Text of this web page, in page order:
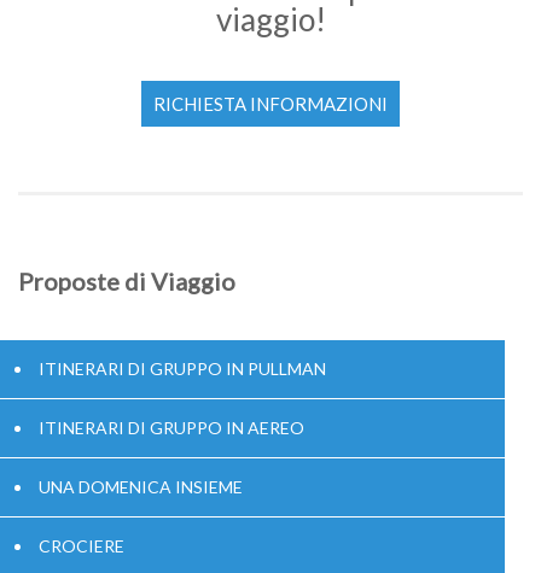
viaggio!
RICHIESTA INFORMAZIONI
Proposte di Viaggio
ITINERARI DI GRUPPO IN PULLMAN
ITINERARI DI GRUPPO IN AEREO
UNA DOMENICA INSIEME
CROCIERE